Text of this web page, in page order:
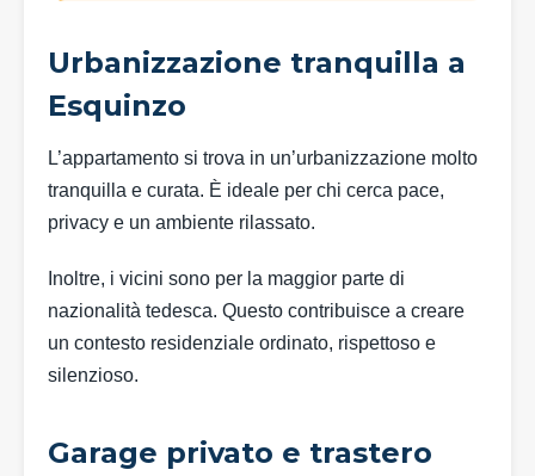
Urbanizzazione tranquilla a
Esquinzo
L’appartamento si trova in un’urbanizzazione molto
tranquilla e curata. È ideale per chi cerca pace,
privacy e un ambiente rilassato.
Inoltre, i vicini sono per la maggior parte di
nazionalità tedesca. Questo contribuisce a creare
un contesto residenziale ordinato, rispettoso e
silenzioso.
Garage privato e trastero